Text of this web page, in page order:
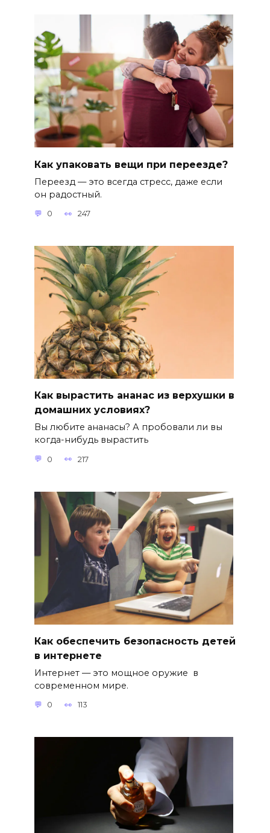
Как упаковать вещи при переезде?
Переезд — это всегда стресс, даже если
он радостный.
0 247
Как вырастить ананас из верхушки в
домашних условиях?
Вы любите ананасы? А пробовали ли вы
когда-нибудь вырастить
0 217
Как обеспечить безопасность детей
в интернете
Интернет — это мощное оружие в
современном мире.
0 113